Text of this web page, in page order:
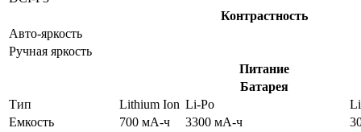
Контрастность
Авто-яркость
Ручная яркость
Питание
Батарея
Тип
Lithium Ion Li-Po
Емкость
700 мА-ч 3300 мА-ч